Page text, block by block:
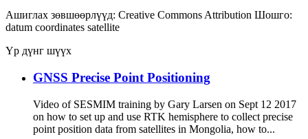
Ашиглах зөвшөөрлүүд: Creative Commons Attribution Шошго:
datum coordinates satellite
Үр дүнг шүүх
GNSS Precise Point Positioning
Video of SESMIM training by Gary Larsen on Sept 12 2017
on how to set up and use RTK hemisphere to collect precise
point position data from satellites in Mongolia, how to...